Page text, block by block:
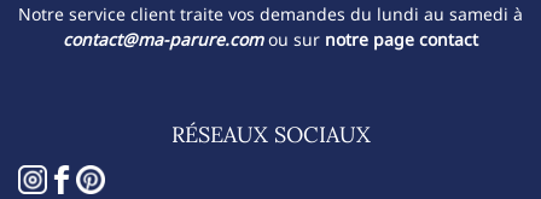
Notre service client traite vos demandes du lundi au samedi à
contact@ma-parure.comou sur notre page contact
RÉSEAUX SOCIAUX